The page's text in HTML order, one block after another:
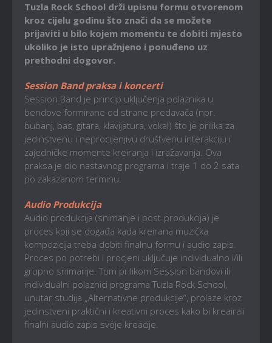
Tuzla Rock School drži upisnu formu otvorenom
kroz cijelu godinu što znači da se možete
prijaviti u bilo kojem momentu te dobiti mjesto
ukoliko je isto upražnjeno i ponuđeno uz
prethodni dogovor.
Session Band praksa i koncerti
Session Band je princip uključenja polaznika u
bendove formirane od strane predavača (npr.
bubanj, bas, gitara, klavijatura, vokal) što je prilika za
jedinstvenu i neprocijenjivu društvenu interakciju i
zajedničke momente kreiranja i izražavanja. Ova
praksa je dio nastavnog programa i traje 1 do 2 sata
po zakazanom terminu.
Audio Produkcija
Audio produkcija (snimanje i post-produkcija) je
proces koji se događa kada kreirana muzička
kompozicija treba dobiti finalnu formu i audio zapis.
Proces po potrebi i procjeni uključuje individualno i/ili
grupno snimanje. Tom prilikom Session bandovi ili
individualni polaznici programa Tuzla Rock School,
unutar studija „Alternativne produkcije“, prolaze kroz
jedinstveni praktični i kreativni proces kako bi kreairali
finalni audio zapis svoje kreacije.